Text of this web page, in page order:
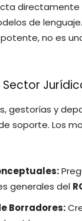
de
no es
Sector
gestorías y
soporte. Los
generales del
Borradores: